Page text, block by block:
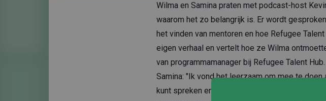
Wilma en Samina praten met podcast-host
waarom het zo belangrijk is. Er wordt
het vinden van mentoren en hoe Refugee
eigen verhaal en vertelt hoe ze Wilma
van programmamanager bij Refugee Talent Hub.
Samina: "Ik vond het leerzaam om mee te
kunt spreken en gewoon jezelf kunt zijn. Ik